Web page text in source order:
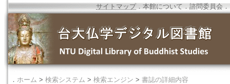
サイトマップ．本館について ． 諮問委員会 ．
． ホーム > 検索システム > 検索エンジン > 書誌の詳細内容